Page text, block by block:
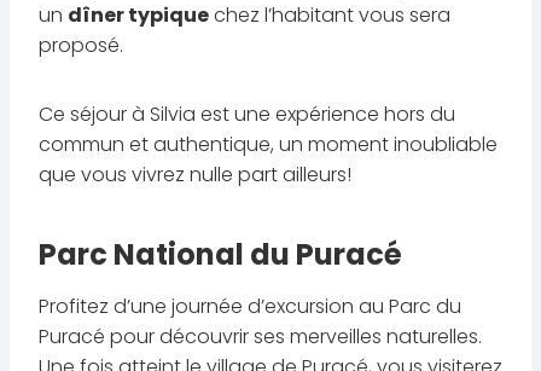
un dîner typiquechez l’habitant vous sera
proposé.
Ce séjour à Silvia est une expérience hors du
commun et authentique, un moment inoubliable
que vous vivrez nulle part ailleurs!
Parc National du Puracé
Profitez d’une journée d’excursion au Parc du
Puracé pour découvrir ses merveilles naturelles.